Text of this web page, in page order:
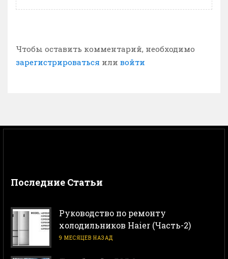
Чтобы оставить комментарий, необходимо
зарегистрироваться или войти
Последние Статьи
Руководство по ремонту
холодильников Haier (Часть-2)
9 МЕСЯЦЕВ НАЗАД